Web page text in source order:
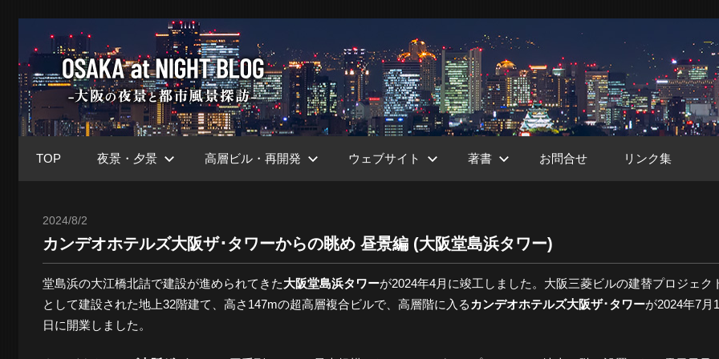
テ
ン
ツ
へ
大
阪
Night
ブ
TOP 夜景・夕景 高層ビル・再開発 ウェブサイト 著書 お問合せ リンク集
2024/8/2
カンデオホテルズ大阪ザ･タワーからの眺め 昼景編 (大阪堂島浜タワー)
堂島浜の大江橋北詰で建設が進められてきた大阪堂島浜タワーが2024年4月に竣工しました。大阪三菱ビルの建替プロジェク
として建設された地上32階建て、高さ147mの超高層複合ビルで、高層階に入る カンデオホテルズ大阪ザ･タワーが2024年7月
日に開業しました。